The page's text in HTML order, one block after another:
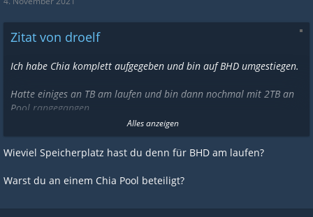
Zitat von droelf
Ich habe Chia komplett aufgegeben und bin auf BHD umgestiegen.
Hatte einiges an TB am laufen und bin dann nochmal mit 2TB an
Pool rangegangen.
Aktueller ChiaStand: 0
Alles anzeigen
Wieviel Speicherplatz hast du denn für BHD am laufen?
Warst du an einem Chia Pool beteiligt?